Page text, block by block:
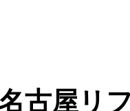
古屋リ